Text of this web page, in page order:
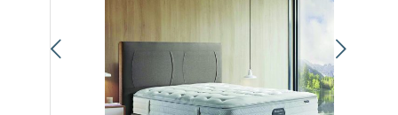
Suivant